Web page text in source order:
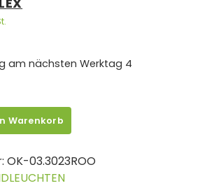
am nächsten Werktag 4
Warenkorb
OK-03.3023ROO